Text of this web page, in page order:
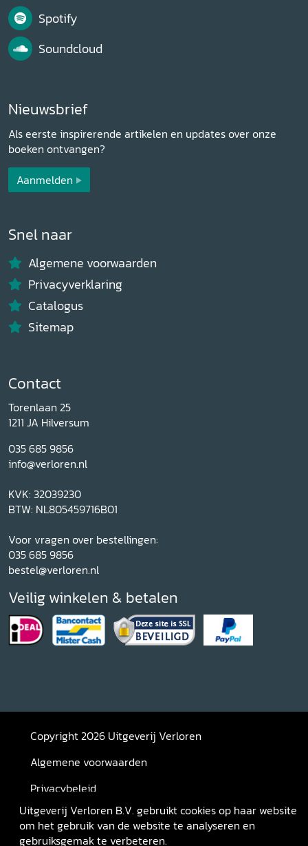
Spotify
Soundcloud
Nieuwsbrief
Als eerste inspirerende artikelen en updates over onze
boeken ontvangen?
Aanmelden
Snel naar
Algemene voorwaarden
Privacyverklaring
Catalogus
Sitemap
Contact
Torenlaan 25
1211 JA Hilversum
035 685 9856
info@verloren.nl
KVK: 32039230
BTW: NL805459716B01
Voor vragen over bestellingen:
035 685 9856
bestel@verloren.nl
Veilig winkelen & betalen
Copyright 2026 Uitgeverij Verloren
Algemene voorwaarden
Privacybeleid
Retourneren
Uitgeverij Verloren B.V. gebruikt cookies op haar website
om het gebruik van de website te analyseren en
gebruiksgemak te verbeteren.